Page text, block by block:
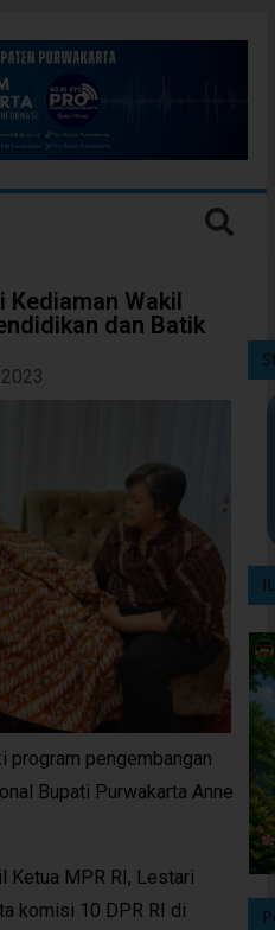
Kediaman Wakil
dan Batik
program pengembangan
Bupati Purwakarta Anne
Ketua MPR RI, Lestari
komisi 10 DPR RI di